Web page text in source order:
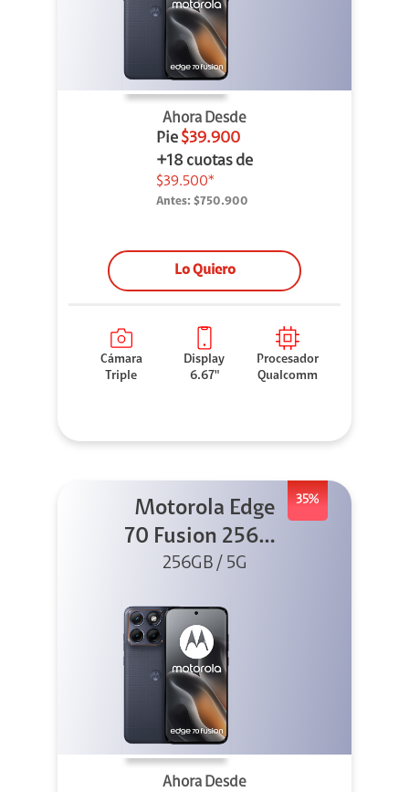
Ahora Desde
Pie $39.900
+18 cuotas de
$39.500*
Antes: $750.900
Lo Quiero
Cámara
Triple
Display
6.67"
Procesador
Qualcomm
35%
Motorola Edge
70 Fusion 256GB
Azul
256GB / 5G
Ahora Desde